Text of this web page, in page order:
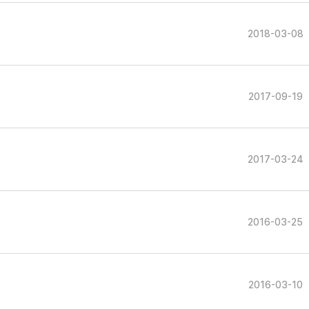
2018-03-08
2017-09-19
2017-03-24
2016-03-25
2016-03-10